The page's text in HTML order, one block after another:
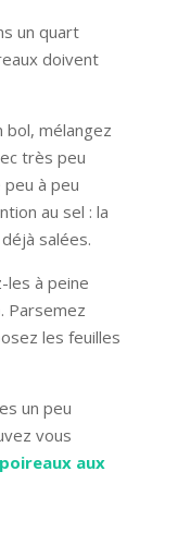
un quart
doivent
bol, mélangez
très peu
peu à peu
au sel : la
salées.
les à peine
Parsemez
les feuilles
un peu
vous
aux